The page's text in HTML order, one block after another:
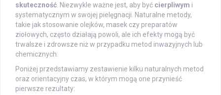
skuteczność. Niezwykle ważne jest, aby być cierpliwym i
systematycznym w swojej pielęgnacji. Naturalne metody,
takie jak stosowanie olejków, masek czy preparatów
ziołowych, często działają powoli, ale ich efekty mogą być
trwalsze i zdrowsze niż w przypadku metod inwazyjnych lub
chemicznych.
Poniżej przedstawiamy zestawienie kilku naturalnych metod
oraz orientacyjny czas, w którym mogą one przynieść
pierwsze rezultaty: